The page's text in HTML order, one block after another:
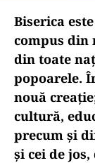
Biserica
compus din
din toate
popoarele.
nouă
cultură,
precum şi
şi cei de